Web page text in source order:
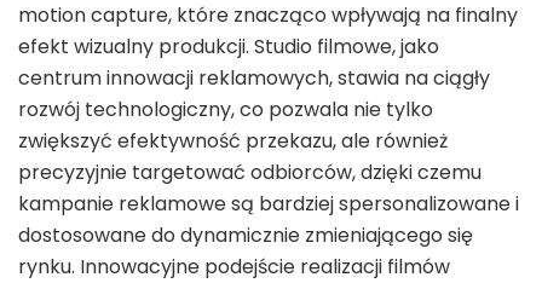
motion capture, które znacząco wpływają na finalny
efekt wizualny produkcji. Studio filmowe, jako
centrum innowacji reklamowych, stawia na ciągły
rozwój technologiczny, co pozwala nie tylko
zwiększyć efektywność przekazu, ale również
precyzyjnie targetować odbiorców, dzięki czemu
kampanie reklamowe są bardziej spersonalizowane i
dostosowane do dynamicznie zmieniającego się
rynku. Innowacyjne podejście realizacji filmów